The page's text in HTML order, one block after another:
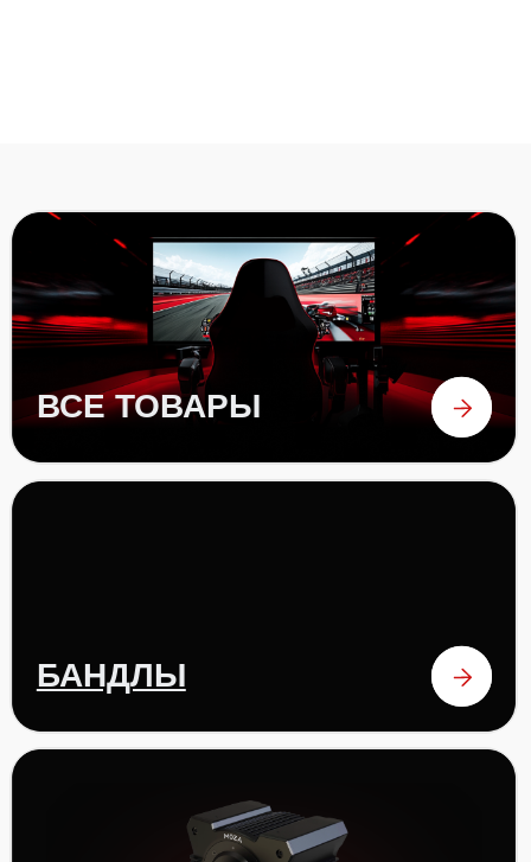
РУЛИ
аксессуары
ОТЗЫВЫ